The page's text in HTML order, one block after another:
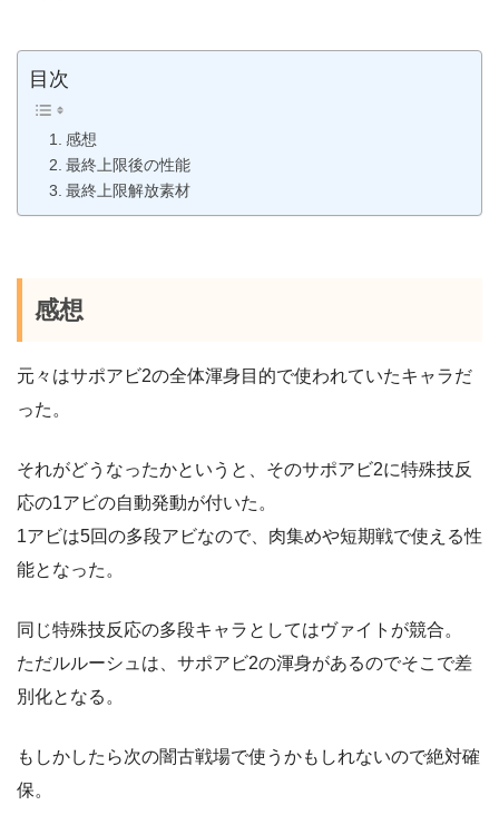
目次
感想
最終上限後の性能
最終上限解放素材
感想
元々はサポアビ2の全体渾身目的で使われていたキャラだ
った。
それがどうなったかというと、そのサポアビ2に特殊技反
応の1アビの自動発動が付いた。
1アビは5回の多段アビなので、肉集めや短期戦で使える性
能となった。
同じ特殊技反応の多段キャラとしてはヴァイトが競合。
ただルルーシュは、サポアビ2の渾身があるのでそこで差
別化となる。
もしかしたら次の闇古戦場で使うかもしれないので絶対確
保。